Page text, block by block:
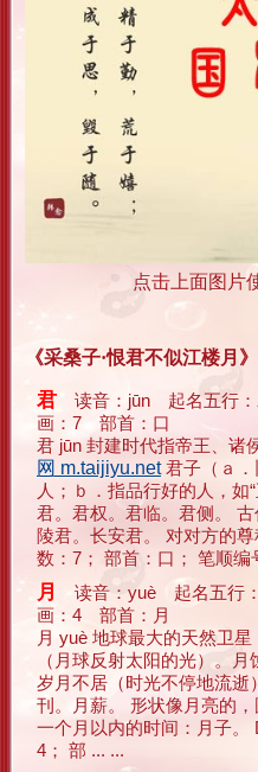
点击上面图片
《采桑子·恨君不似江楼月
君 读音：jūn 起名五行：
画：7 部首：口
君 jūn 封建时代指帝王、诸
网 m.taijiyu.net君子（ａ．
人；ｂ．指品行好的人，如
君。君权。君临。君侧。
陵君。长安君。 对对方的
数：7； 部首：口； 笔顺编
月 读音：yuè 起名五行：
画：4 部首：月
月 yuè 地球最大的天然卫星
（月球反射太阳的光）。
岁月不居（时光不停地流逝
刊。月薪。 形状像月亮的
一个月以内的时间：月子。
4； 部 ... ...